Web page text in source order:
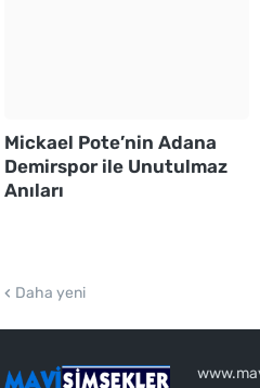
Mickael Pote’nin Adana
Demirspor ile Unutulmaz
Anıları
Daha yeni